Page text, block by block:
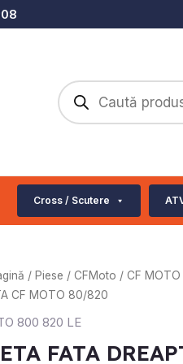
Products
search
Cross / Scutere
/ Piese / CFMoto / CF
CF MOTO 80/820
800 820 LE
FATA